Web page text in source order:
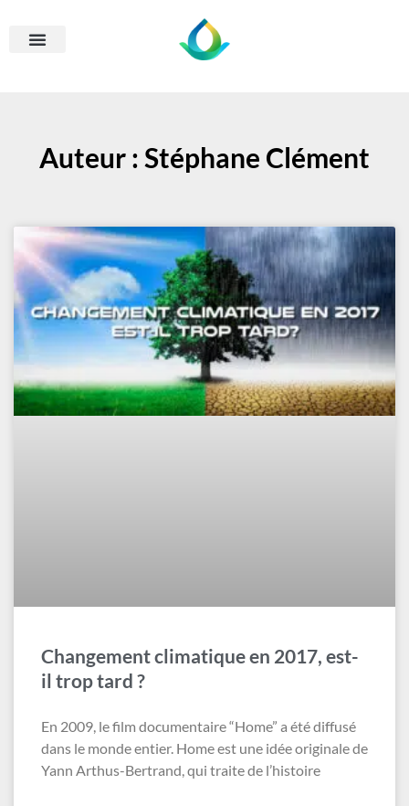
Auteur :Stéphane Clément
Changement climatique en 2017, est-
il trop tard ?
En 2009, le film documentaire “Home” a été diffusé
dans le monde entier. Home est une idée originale de
Yann Arthus-Bertrand, qui traite de l’histoire